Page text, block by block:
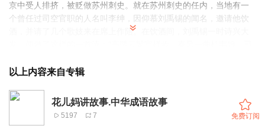
京中受人排挤，被贬做苏州刺史。就在苏州刺史的任内，当地有一
个曾任过司空官职的人名叫李绅，因仰慕刘禹锡的闻名，邀请他饮
酒，并请了几个歌妓来在席上作陪。在饮酒间，刘禹锡一时诗兴大
禹锡这首诗中得来的。这首诗中所用的司空两个字，是唐代一种官
思，就是指李司空对这样的事情，已经见惯，不觉得奇怪了。这是
一句很常用的成语，但有很多人仍会把它错用，因为寻常的事情，
如果是发生的很自然，便不可以引用这句成语。如早晨的时候，太
以上内容来自专辑
花儿妈讲故事.中华成语故事
5197 7 免费订阅